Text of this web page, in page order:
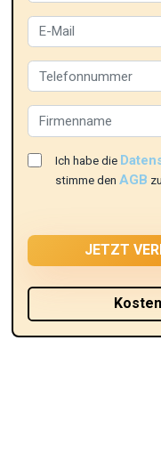
Ich habe die
stimme denAGB zu.